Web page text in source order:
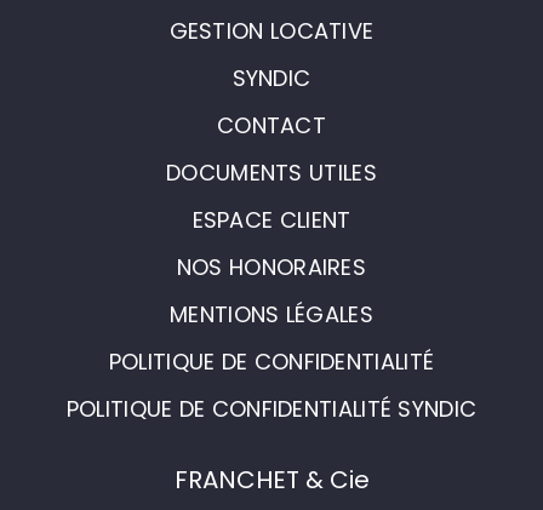
GESTION LOCATIVE
SYNDIC
CONTACT
DOCUMENTS UTILES
ESPACE CLIENT
NOS HONORAIRES
MENTIONS LÉGALES
POLITIQUE DE CONFIDENTIALITÉ
POLITIQUE DE CONFIDENTIALITÉ SYNDIC
FRANCHET & Cie